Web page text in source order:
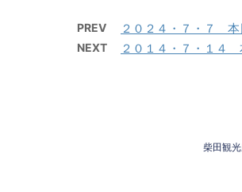
PREV ２０２４・７・７ 本
NEXT ２０１４・７・１４
柴田観